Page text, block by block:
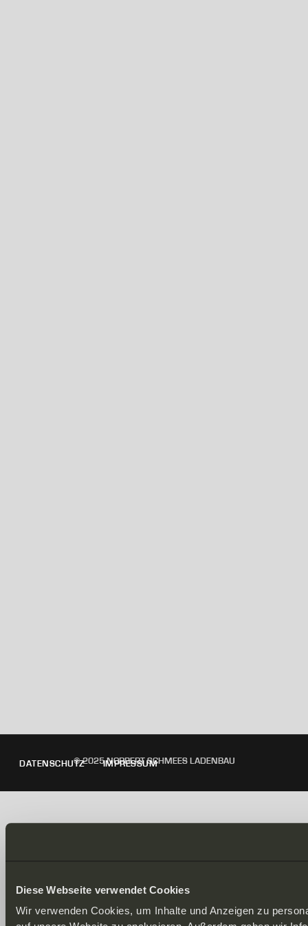
Diese Webseite verwendet Cookies
Wir verwenden Cookies, um Inhalte und Anzeigen zu
© 2025 NORBERT SCHMEES LADENBAU
DATENSCHUTZ IMPRESSUM